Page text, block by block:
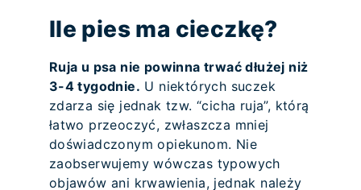
Ile pies ma cieczkę?
Ruja u psa nie powinna trwać dłużej niż
3-4 tygodnie. U niektórych suczek
zdarza się jednak tzw. “cicha ruja”, którą
łatwo przeoczyć, zwłaszcza mniej
doświadczonym opiekunom. Nie
zaobserwujemy wówczas typowych
objawów ani krwawienia, jednak należy